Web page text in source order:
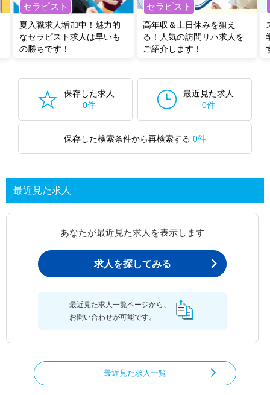
セラピスト
夏入職求人増加中！魅力的
なセラピスト求人は早いも
の勝ちです！
セラピスト
高年収＆土日休みを狙え
る！人気の訪問リハ求人を
ご紹介します！
保存した求人
0件
最近見た求人
0件
保存した検索条件から再検索する 0件
最近見た求人
あなたが最近見た求人を表示します
求人を探してみる
最近見た求人一覧ページから、
お問い合わせが可能です。
最近見た求人一覧